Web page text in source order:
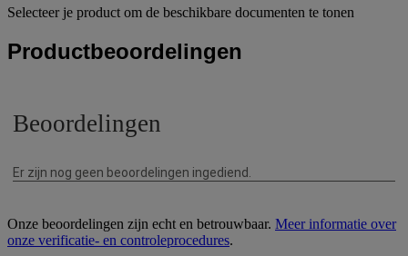
Selecteer je product om de beschikbare documenten te tonen
Productbeoordelingen
Onze beoordelingen zijn echt en betrouwbaar. Meer informatie over
onze verificatie- en controleprocedures.